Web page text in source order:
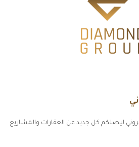
ليصلكم كل جديد عن العقارات والمشاريع